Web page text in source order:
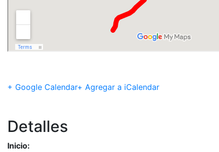
+ Google Calendar+ Agregar a iCalendar
Detalles
Inicio: